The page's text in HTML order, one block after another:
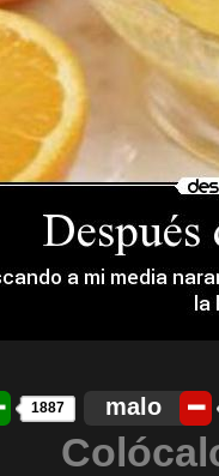
1887 malo